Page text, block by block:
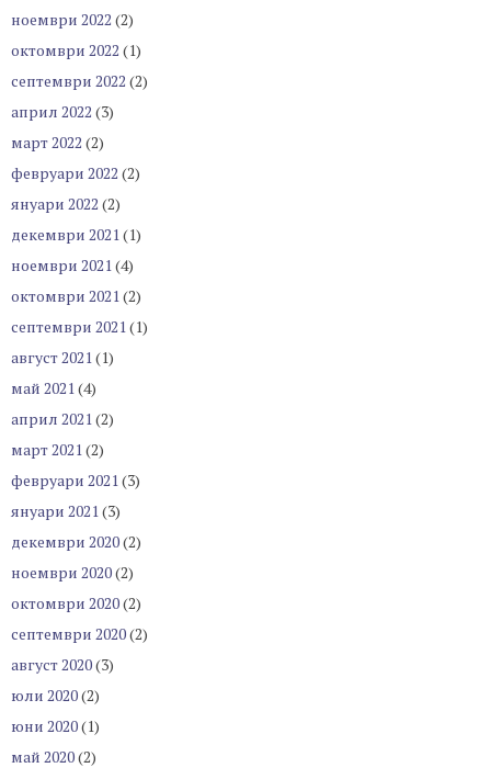
ноември 2022 (2)
октомври 2022 (1)
септември 2022 (2)
април 2022 (3)
март 2022 (2)
февруари 2022 (2)
януари 2022 (2)
декември 2021 (1)
ноември 2021 (4)
октомври 2021 (2)
септември 2021 (1)
август 2021 (1)
май 2021 (4)
април 2021 (2)
март 2021 (2)
февруари 2021 (3)
януари 2021 (3)
декември 2020(2)
ноември 2020(2)
октомври 2020(2)
септември 2020(2)
август 2020(3)
юли 2020(2)
юни 2020(1)
май 2020(2)